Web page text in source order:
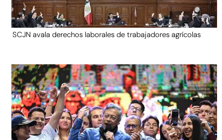
SCJN avala derechos laborales de trabajadores agrícolas